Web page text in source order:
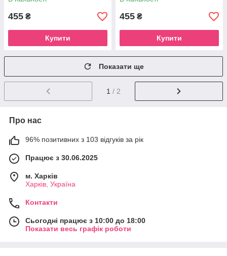
455 ₴
Купити
455 ₴
Купити
Показати ще
1 / 2
Про нас
96% позитивних з 103 відгуків за рік
Працює з 30.06.2025
м. Харків
Харків, Україна
Контакти
Сьогодні працює з 10:00 до 18:00
Показати весь графік роботи